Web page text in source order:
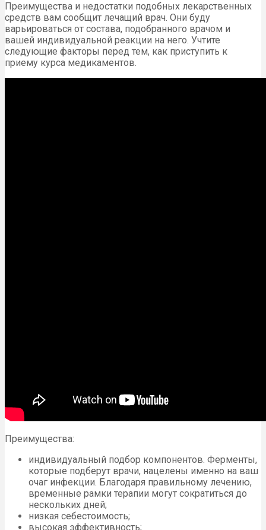
Преимущества и недостатки подобных лекарственных
средств вам сообщит лечащий врач. Они буду
варьироваться от состава, подобранного врачом и
вашей индивидуальной реакции на него. Учтите
следующие факторы перед тем, как приступить к
приему курса медикаментов.
Преимущества:
индивидуальный подбор компонентов. Ферменты,
которые подберут врачи, нацелены именно на ваш
очаг инфекции. Благодаря правильному лечению,
временные рамки терапии могут сократиться до
нескольких дней;
низкая себестоимость;
высокая эффективность;